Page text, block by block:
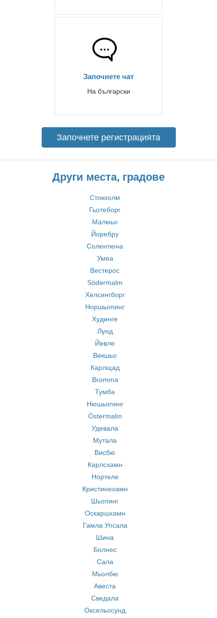
Започнете чат
На български
Започнете регистрацията
Други места, градове
Стокхолм
Гьотеборг
Малмьо
Йоребру
Солентюна
Умеа
Вестерос
Södermalm
Хелсингборг
Норшьопинг
Худинге
Лунд
Йевле
Векшьо
Карлщад
Bromma
Тумба
Нюшьопинг
Östermalm
Удевала
Мутала
Висбю
Карлсхамн
Нортеле
Кристинехамн
Шьопинг
Оскаршхамн
Гамла Упсала
Шина
Болнес
Сала
Мьолбю
Авеста
Сведала
Оксельосунд